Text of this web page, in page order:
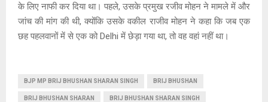
के लिए नाफी कर दिया था। पहले, उसके प्रमुख रजीव मोहन ने मामले में और
जांच की मांग की थी, क्योंकि उसके वकील राजीव मोहन ने कहा कि जब एक
छह पहलवानों में से एक को Delhi में छेड़ा गया था, तो वह वहां नहीं था।
BJP MP BRIJ BHUSHAN SHARAN SINGH BRIJ BHUSHAN
BRIJ BHUSHAN SHARAN BRIJ BHUSHAN SHARAN SINGH